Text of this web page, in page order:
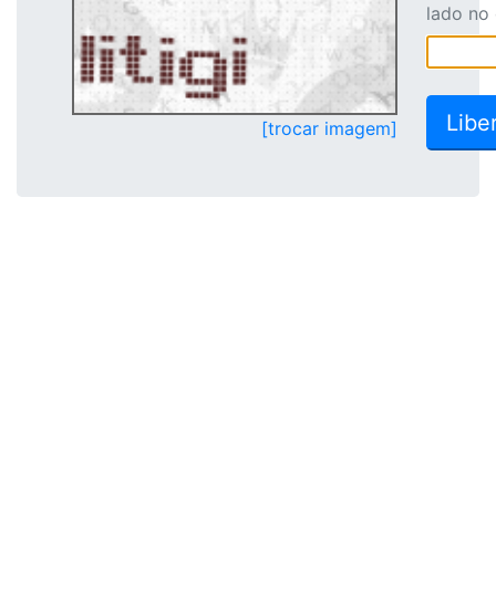
[trocar imagem]
lado no